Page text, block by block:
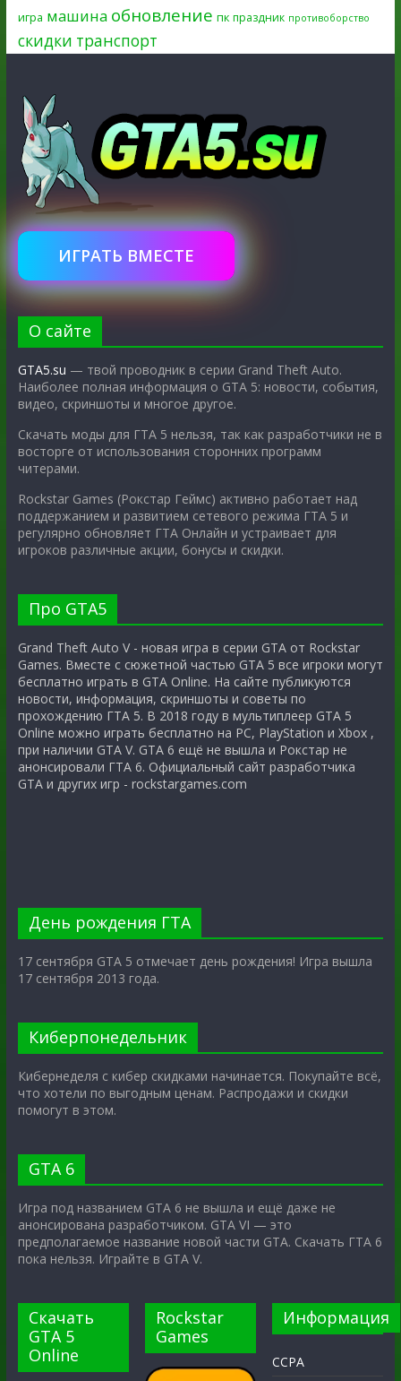
игра машина обновление пк праздник противоборство
скидки транспорт
ИГРАТЬ ВМЕСТЕ
О сайте
GTA5.su — твой проводник в серии Grand Theft Auto.
Наиболее полная информация о GTA 5: новости, события,
видео, скриншоты и многое другое.
Скачать моды для ГТА 5 нельзя, так как разработчики не в
восторге от использования сторонних программ
читерами.
Rockstar Games (Рокстар Геймс) активно работает над
поддержанием и развитием сетевого режима ГТА 5 и
регулярно обновляет ГТА Онлайн и устраивает для
игроков различные акции, бонусы и скидки.
Про GTA5
Grand Theft Auto V - новая игра в серии GTA от Rockstar
Games. Вместе с сюжетной частью GTA 5 все игроки могут
бесплатно играть в GTA Online. На сайте публикуются
новости, информация, скриншоты и советы по
прохождению ГТА 5. В 2018 году в мультиплеер GTA 5
Online можно играть бесплатно на PC, PlayStation и Xbox ,
при наличии GTA V. GTA 6 ещё не вышла и Рокстар не
анонсировали ГТА 6. Официальный сайт разработчика
GTA и других игр - rockstargames.com
День рождения ГТА
17 сентября GTA 5 отмечает день рождения! Игра вышла
17 сентября 2013 года.
Киберпонедельник
Кибернеделя с кибер скидками начинается. Покупайте всё,
что хотели по выгодным ценам. Распродажи и скидки
помогут в этом.
GTA 6
Игра под названием GTA 6 не вышла и ещё даже не
анонсирована разработчиком. GTA VI — это
предполагаемое название новой части GTA. Скачать ГТА 6
пока нельзя. Играйте в GTA V.
Скачать
GTA 5
Online
Rockstar
Games
Информация
CCPA